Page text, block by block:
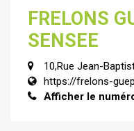
FRELONS
SENSEE
10,Rue Jean-
https://frelons-
Afficher le